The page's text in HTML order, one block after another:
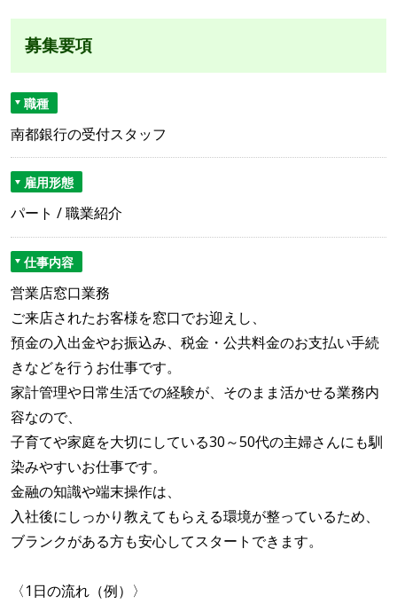
募集要項
職種
南都銀行の受付スタッフ
雇用形態
パート / 職業紹介
仕事内容
営業店窓口業務
ご来店されたお客様を窓口でお迎えし、
預金の入出金やお振込み、税金・公共料金のお支払い手続
きなどを行うお仕事です。
家計管理や日常生活での経験が、そのまま活かせる業務内
容なので、
子育てや家庭を大切にしている30～50代の主婦さんにも馴
染みやすいお仕事です。
金融の知識や端末操作は、
入社後にしっかり教えてもらえる環境が整っているため、
ブランクがある方も安心してスタートできます。
〈1日の流れ（例）〉